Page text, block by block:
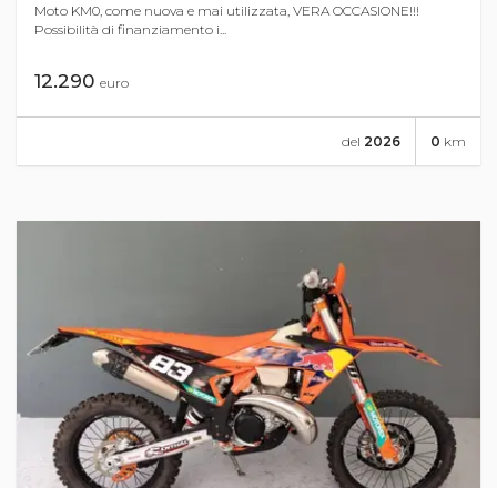
Moto KM0, come nuova e mai utilizzata, VERA OCCASIONE!!!
Possibilità di finanziamento i...
12.290 euro
0 km
del 2026